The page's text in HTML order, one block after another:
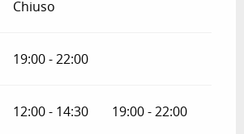
Chiuso
19:00 - 22:00
12:00 - 14:30 19:00 - 22:00